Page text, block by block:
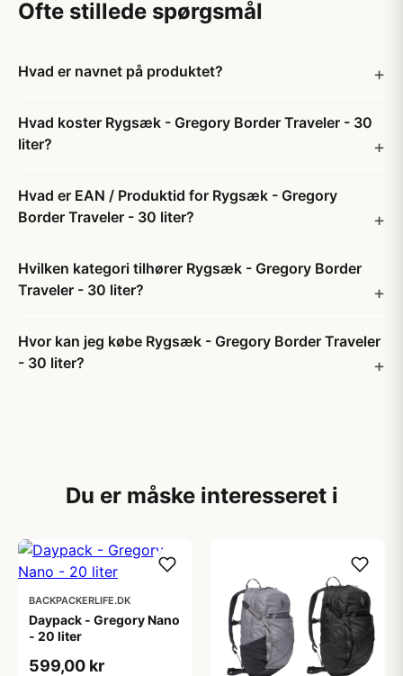
Ofte stillede spørgsmål
Hvad er navnet på produktet?
Hvad koster Rygsæk - Gregory Border Traveler - 30
liter?
Hvad er EAN / Produktid for Rygsæk - Gregory
Border Traveler - 30 liter?
Hvilken kategori tilhører Rygsæk - Gregory Border
Traveler - 30 liter?
Hvor kan jeg købe Rygsæk - Gregory Border Traveler
- 30 liter?
Du er måske interesseret i
BACKPACKERLIFE.DK
Daypack - Gregory Nano
- 20 liter
599,00 kr